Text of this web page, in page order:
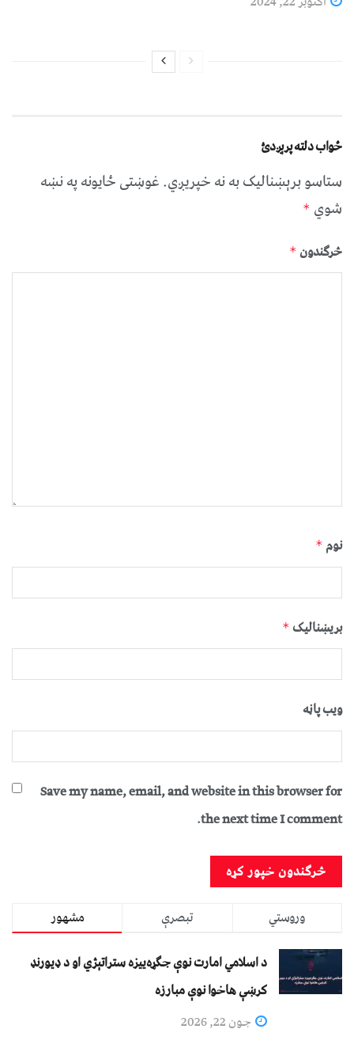
ځواب دلته پرېږدئ
ستاسو برېښناليک به نه خپريږي.غوښتى ځایونه په نښه
شوي *
څرگندون *
نوم *
بریښنالیک *
ویب پاڼه
Save my name, email, and website in this browser for
the next time I comment.
مشهور تبصرې
وروستي
د اسلامي امارت نوې جګړه‌ییزه ستراتېژي او د ډیورنډ
کرښې هاخوا نوې مبارزه
جون 22, 2026